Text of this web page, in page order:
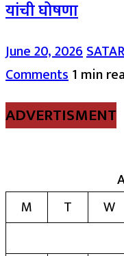
यांची घोषणा
June 20, 2026
Comments1 min
ADVERTISMENT
M
T W